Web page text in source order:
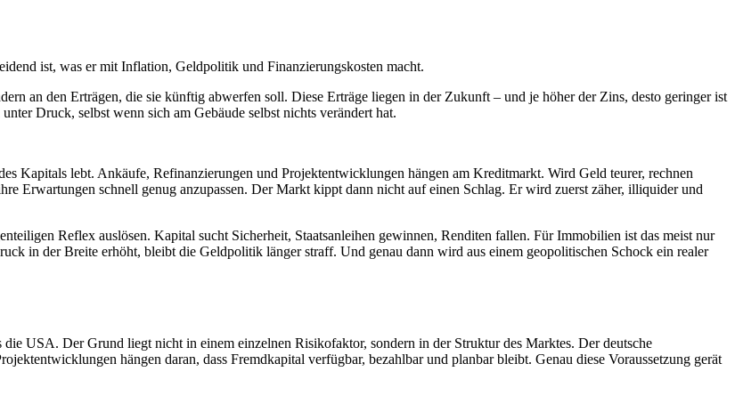
ist, was er mit Inflation, Geldpolitik und Finanzierungskosten macht.
an den Erträgen, die sie künftig abwerfen soll. Diese Erträge liegen in der Zukunft – und je höher der Zins, desto geringer ist
Druck, selbst wenn sich am Gebäude selbst nichts verändert hat.
Kapitals lebt. Ankäufe, Refinanzierungen und Projektentwicklungen hängen am Kreditmarkt. Wird Geld teurer, rechnen
Erwartungen schnell genug anzupassen. Der Markt kippt dann nicht auf einen Schlag. Er wird zuerst zäher, illiquider und
Reflex auslösen. Kapital sucht Sicherheit, Staatsanleihen gewinnen, Renditen fallen. Für Immobilien ist das meist nur
in der Breite erhöht, bleibt die Geldpolitik länger straff. Und genau dann wird aus einem geopolitischen Schock ein realer
USA. Der Grund liegt nicht in einem einzelnen Risikofaktor, sondern in der Struktur des Marktes. Der deutsche
hängen daran, dass Fremdkapital verfügbar, bezahlbar und planbar bleibt. Genau diese Voraussetzung gerät